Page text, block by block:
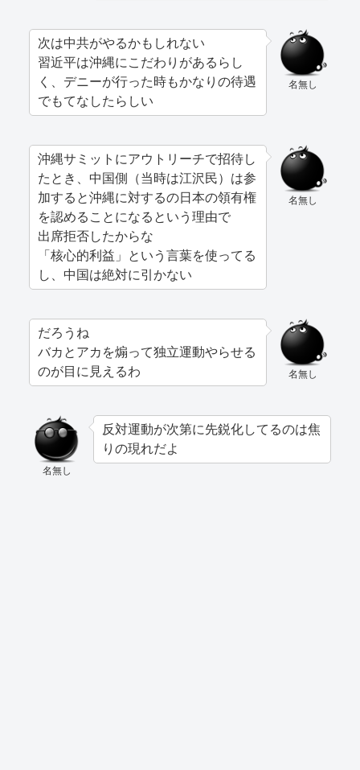
名無し
次は中共がやるかもしれない
習近平は沖縄にこだわりがあるらし
く、デニーが行った時もかなりの待遇
でもてなしたらしい
名無し
沖縄サミットにアウトリーチで招待し
たとき、中国側（当時は江沢民）は参
加すると沖縄に対するの日本の領有権
を認めることになるという理由で
出席拒否したからな
「核心的利益」という言葉を使ってる
し、中国は絶対に引かない
名無し
だろうね
バカとアカを煽って独立運動やらせる
のが目に見えるわ
名無し
反対運動が次第に先鋭化してるのは焦
りの現れだよ